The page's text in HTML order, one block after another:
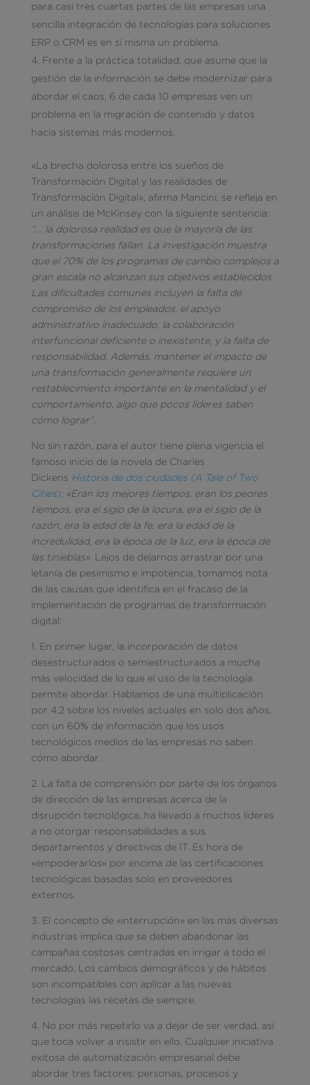
para casi tres cuartas partes de las empresas una
sencilla integración de tecnologías para soluciones
ERP o CRM es en sí misma un problema.
Frente a la práctica totalidad, que asume que la
gestión de la información se debe modernizar para
abordar el caos, 6 de cada 10 empresas ven un
problema en la migración de contenido y datos
hacia sistemas más modernos.
«La brecha dolorosa entre los sueños de
Transformación Digital y las realidades de
Transformación Digital», afirma Mancini, se refleja en
un análisis de McKinsey con la siguiente sentencia:
“… la dolorosa realidad es que la mayoría de las
transformaciones fallan. La investigación muestra
que el 70% de los programas de cambio complejos a
gran escala no alcanzan sus objetivos establecidos.
Las dificultades comunes incluyen la falta de
compromiso de los empleados, el apoyo
administrativo inadecuado, la colaboración
interfuncional deficiente o inexistente, y la falta de
responsabilidad. Además, mantener el impacto de
una transformación generalmente requiere un
restablecimiento importante en la mentalidad y el
comportamiento, algo que pocos líderes saben
cómo lograr”.
No sin razón, para el autor tiene plena vigencia el
famoso inicio de la novela de Charles
Dickens Historia de dos ciudades (A Tale of Two
Cities): «Eran los mejores tiempos, eran los peores
tiempos, era el siglo de la locura, era el siglo de la
razón, era la edad de la fe, era la edad de la
incredulidad, era la época de la luz, era la época de
las tinieblas». Lejos de dejarnos arrastrar por una
letanía de pesimismo e impotencia, tomamos nota
de las causas que identifica en el fracaso de la
implementación de programas de transformación
digital:
1. En primer lugar, la incorporación de datos
desestructurados o semiestructurados a mucha
más velocidad de lo que el uso de la tecnología
permite abordar. Hablamos de una multiplicación
por 4,2 sobre los niveles actuales en solo dos años,
con un 60% de información que los usos
tecnológicos medios de las empresas no saben
cómo abordar.
2. La falta de comprensión por parte de los órganos
de dirección de las empresas acerca de la
disrupción tecnológica, ha llevado a muchos líderes
a no otorgar responsabilidades a sus
departamentos y directivos de IT. Es hora de
«empoderarlos» por encima de las certificaciones
tecnológicas basadas solo en proveedores
externos.
3. El concepto de «interrupción» en las más diversas
industrias implica que se deben abandonar las
campañas costosas centradas en irrigar a todo el
mercado. Los cambios demográficos y de hábitos
son incompatibles con aplicar a las nuevas
tecnologías las recetas de siempre.
4. No por más repetirlo va a dejar de ser verdad, así
que toca volver a insistir en ello. Cualquier iniciativa
exitosa de automatización empresarial debe
abordar tres factores: personas, procesos y